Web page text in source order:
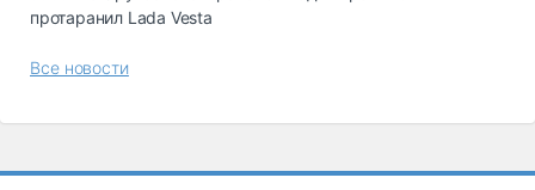
протаранил Lada Vesta
Все новости